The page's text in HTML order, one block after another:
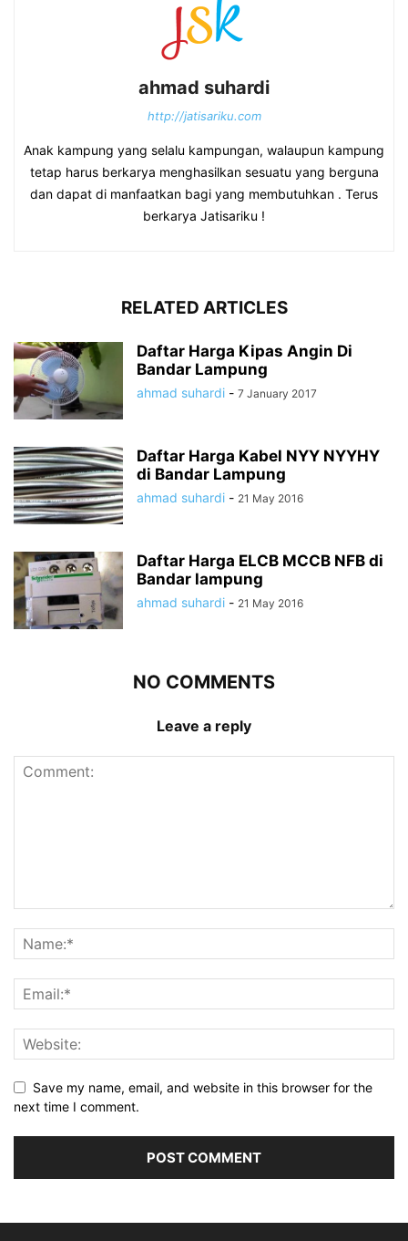
ahmad suhardi
http://jatisariku.com
Anak kampung yang selalu kampungan, walaupun kampung
tetap harus berkarya menghasilkan sesuatu yang berguna
dan dapat di manfaatkan bagi yang membutuhkan . Terus
berkarya Jatisariku !
RELATED ARTICLES
Daftar Harga Kipas Angin Di
Bandar Lampung
ahmad suhardi - 7 January 2017
Daftar Harga Kabel NYY NYYHY
di Bandar Lampung
ahmad suhardi - 21 May 2016
Daftar Harga ELCB MCCB NFB di
Bandar lampung
ahmad suhardi - 21 May 2016
NO COMMENTS
Leave a reply
Save my name, email, and website in this browser for the
next time I comment.